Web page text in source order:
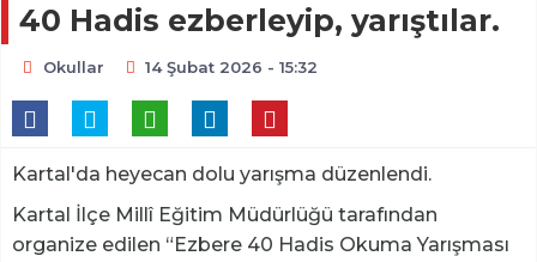
40 Hadis ezberleyip, yarıştılar.
Okullar 14 Şubat 2026 - 15:32
Kartal'da heyecan dolu yarışma düzenlendi.
Kartal İlçe Millî Eğitim Müdürlüğü tarafından
organize edilen “Ezbere 40 Hadis Okuma Yarışması